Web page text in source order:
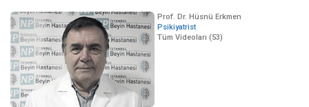
Prof. Dr. Hüsnü Erkmen
Psikiyatrist
Tüm Videoları (53)